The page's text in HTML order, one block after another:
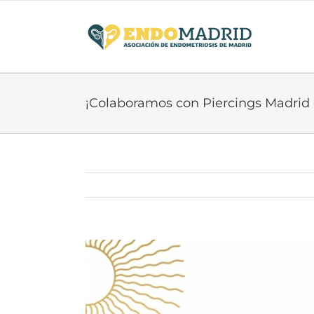
¡Colaboramos con Piercings
Ver
imagen
más